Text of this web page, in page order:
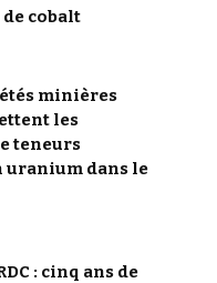
cobalt
minières
les
teneurs
uranium dans le
: cinq ans de